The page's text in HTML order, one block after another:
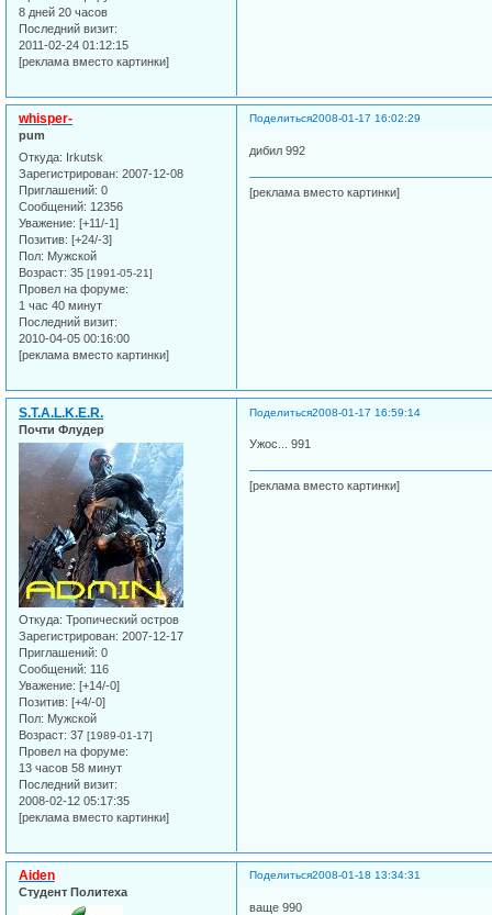
8 дней 20 часов
Последний визит:
2011-02-24 01:12:15
[реклама вместо картинки]
Поделиться2008-01-17 16:02:29
whisper-
pum
Откуда: Irkutsk
Зарегистрирован: 2007-12-08
Приглашений: 0
Сообщений: 12356
Уважение: [+11/-1]
Позитив: [+24/-3]
Пол: Мужской
Возраст: 35 [1991-05-21]
Провел на форуме:
1 час 40 минут
Последний визит:
2010-04-05 00:16:00
[реклама вместо картинки]
дибил 992
[реклама вместо картинки]
Поделиться2008-01-17 16:59:14
S.T.A.L.K.E.R.
Почти Флудер
Откуда: Тропический остров
Зарегистрирован: 2007-12-17
Приглашений: 0
Сообщений: 116
Уважение: [+14/-0]
Позитив: [+4/-0]
Пол: Мужской
Возраст: 37 [1989-01-17]
Провел на форуме:
13 часов 58 минут
Последний визит:
2008-02-12 05:17:35
[реклама вместо картинки]
Ужос... 991
[реклама вместо картинки]
Поделиться2008-01-18 13:34:31
Aiden
Студент Политеха
ваще 990